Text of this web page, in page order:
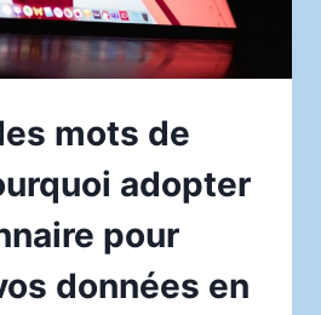
mots de
adopter
pour
données en